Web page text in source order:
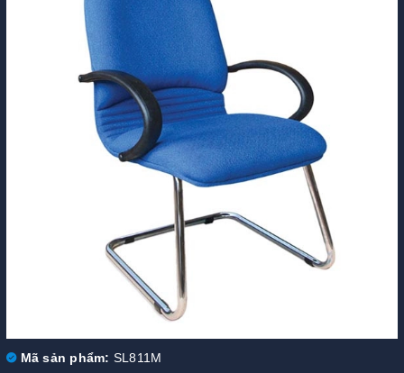
Mã sản phẩm: SL811M